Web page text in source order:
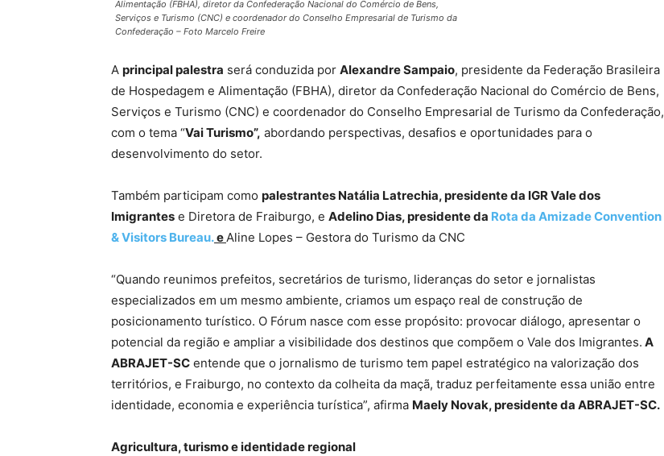
Alimentação (FBHA), diretor da Confederação Nacional do Comércio de Bens,
Serviços e Turismo (CNC) e coordenador do Conselho Empresarial de Turismo da
Confederação – Foto Marcelo Freire
A principal palestra será conduzida por Alexandre Sampaio, presidente da Federação Brasileira
de Hospedagem e Alimentação (FBHA), diretor da Confederação Nacional do Comércio de Bens,
Serviços e Turismo (CNC) e coordenador do Conselho Empresarial de Turismo da Confederação,
com o tema “Vai Turismo”, abordando perspectivas, desafios e oportunidades para o
desenvolvimento do setor.
Também participam como palestrantes Natália Latrechia, presidente da IGR Vale dos
Imigrantes e Diretora de Fraiburgo, e Adelino Dias, presidente da Rota da Amizade Convention
& Visitors Bureau.eAline Lopes – Gestora do Turismo da CNC
“Quando reunimos prefeitos, secretários de turismo, lideranças do setor e jornalistas
especializados em um mesmo ambiente, criamos um espaço real de construção de
posicionamento turístico. O Fórum nasce com esse propósito: provocar diálogo, apresentar o
potencial da região e ampliar a visibilidade dos destinos que compõem o Vale dos Imigrantes. A
ABRAJET-SC entende que o jornalismo de turismo tem papel estratégico na valorização dos
territórios, e Fraiburgo, no contexto da colheita da maçã, traduz perfeitamente essa união entre
identidade, economia e experiência turística”, afirma Maely Novak, presidente da ABRAJET-SC.
Agricultura, turismo e identidade regional